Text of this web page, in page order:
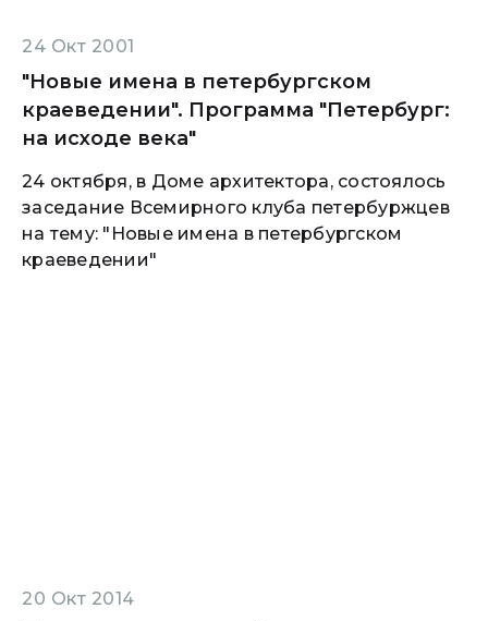
24 Окт 2001
"Новые имена в петербургском
краеведении". Программа "Петербург:
на исходе века"
24 октября, в Доме архитектора, состоялось
заседание Всемирного клуба петербуржцев
на тему: "Новые имена в петербургском
краеведении"
20 Окт 2014